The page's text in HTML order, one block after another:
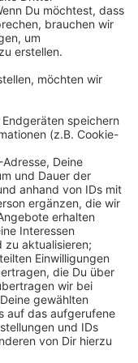
Ohler. Die
ist, auf dem
in
in
unterwegs seid,
bei den Schulen
Geschenk,
beteiligten
Gesichtern
Anja
gute